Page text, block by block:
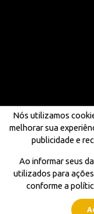
Nós utilizamos
melhorar sua
publicidade e
Ao informar seus
utilizados para
conforme a